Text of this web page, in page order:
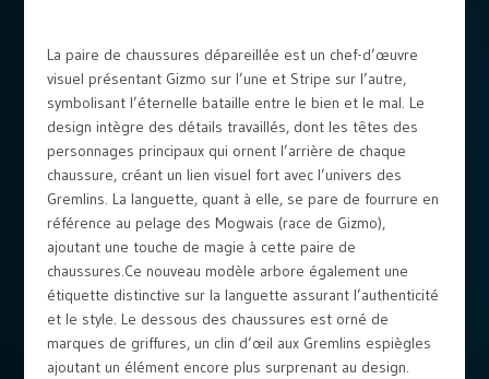
La paire de chaussures dépareillée est un chef-d’œuvre
visuel présentant Gizmo sur l’une et Stripe sur l’autre,
symbolisant l’éternelle bataille entre le bien et le mal. Le
design intègre des détails travaillés, dont les têtes des
personnages principaux qui ornent l’arrière de chaque
chaussure, créant un lien visuel fort avec l’univers des
Gremlins. La languette, quant à elle, se pare de fourrure en
référence au pelage des Mogwais (race de Gizmo),
ajoutant une touche de magie à cette paire de
chaussures.Ce nouveau modèle arbore également une
étiquette distinctive sur la languette assurant l’authenticité
et le style. Le dessous des chaussures est orné de
marques de griffures, un clin d’œil aux Gremlins espiègles
ajoutant un élément encore plus surprenant au design.